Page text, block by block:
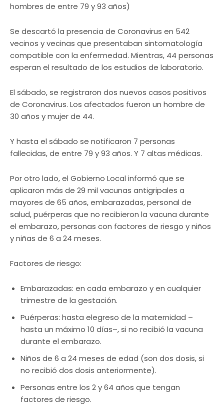
hombres de entre 79 y 93 años)
Se descartó la presencia de Coronavirus en 542
vecinos y vecinas que presentaban sintomatología
compatible con la enfermedad. Mientras, 44 personas
esperan el resultado de los estudios de laboratorio.
El sábado, se registraron dos nuevos casos positivos
de Coronavirus. Los afectados fueron un hombre de
30 años y mujer de 44.
Y hasta el sábado se notificaron 7 personas
fallecidas, de entre 79 y 93 años. Y 7 altas médicas.
Por otro lado, el Gobierno Local informó que se
aplicaron más de 29 mil vacunas antigripales a
mayores de 65 años, embarazadas, personal de
salud, puérperas que no recibieron la vacuna durante
el embarazo, personas con factores de riesgo y niños
y niñas de 6 a 24 meses.
Factores de riesgo:
Embarazadas: en cada embarazo y en cualquier
trimestre de la gestación.
Puérperas: hasta elegreso de la maternidad –
hasta un máximo 10 días–, si no recibió la vacuna
durante el embarazo.
Niños de 6 a 24 meses de edad (son dos dosis, si
no recibió dos dosis anteriormente).
Personas entre los 2 y 64 años que tengan
factores de riesgo.